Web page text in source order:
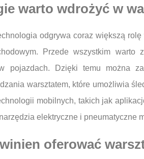
warto wdrożyć w
odgrywa coraz większą
Przede wszystkim
pojazdach. Dzięki temu można
warsztatem, które umożliwia
mobilnych, takich jak
elektryczne i pneumatyczne
oferować